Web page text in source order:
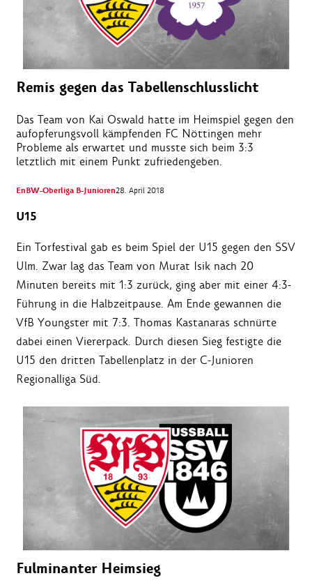
Remis gegen das Tabellenschlusslicht
Das Team von Kai Oswald hatte im Heimspiel gegen den
aufopferungsvoll kämpfenden FC Nöttingen mehr
Probleme als erwartet und musste sich beim 3:3
letztlich mit einem Punkt zufriedengeben.
EnBW-Oberliga B-Junioren28. April 2018
U15
Ein Torfestival gab es beim Spiel der U15 gegen den SSV
Ulm. Zwar lag das Team von Murat Isik nach 20
Minuten bereits mit 1:3 zurück, ging aber mit einer 4:3-
Führung in die Halbzeitpause. Am Ende gewannen die
VfB Youngster mit 7:3. Thomas Kastanaras schnürte
dabei einen Viererpack. Durch diesen Sieg festigte die
U15 den dritten Tabellenplatz in der C-Junioren
Regionalliga Süd.
Fulminanter Heimsieg